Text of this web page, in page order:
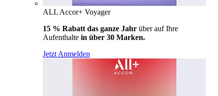
ALL Accor+ Voyager
15 % Rabatt das ganze Jahr über auf Ihre
Aufenthalte in über 30 Marken.
Jetzt Anmelden